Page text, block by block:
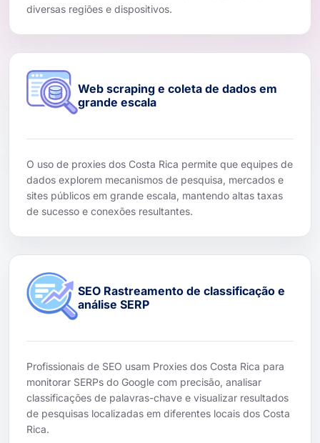
diversas regiões e dispositivos.
Web scraping e coleta de dados em
grande escala
O uso de proxies dos Costa Rica permite que equipes de
dados explorem mecanismos de pesquisa, mercados e
sites públicos em grande escala, mantendo altas taxas
de sucesso e conexões resultantes.
SEO Rastreamento de classificação e
análise SERP
Profissionais de SEO usam Proxies dos Costa Rica para
monitorar SERPs do Google com precisão, analisar
classificações de palavras-chave e visualizar resultados
de pesquisas localizadas em diferentes locais dos Costa
Rica.